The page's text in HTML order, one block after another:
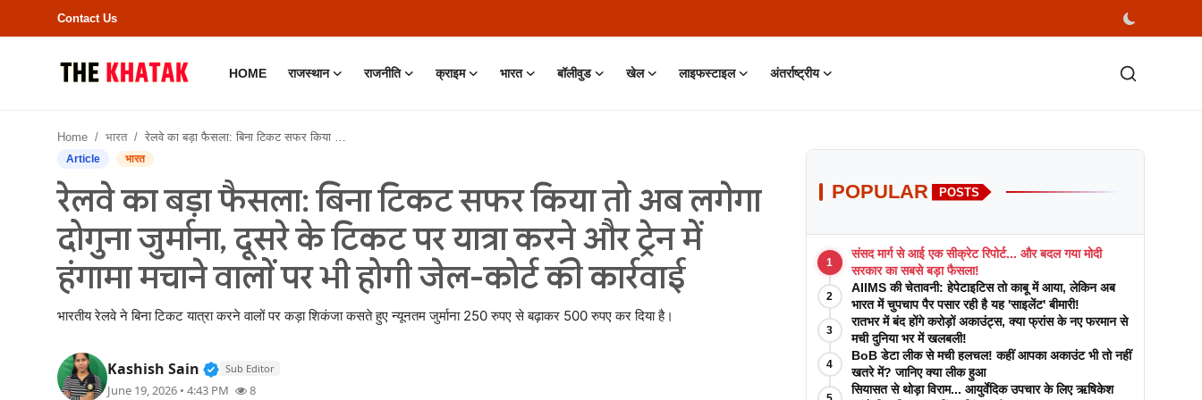
Contact Us
HOME राजस्थान राजनीति क्राइम भारत बॉलीवुड खेल लाइफस्टाइल अंतर्राष्ट्रीय
Contact Us
राजस्थान
राजनीति
बॉलीवुड
Home भारत रेलवे का बड़ा फैसला: बिना टिकट सफर किया तो अब लगेगा दोगुना जुर्माना, दूसरे के टिकट पर यात्रा करने और ट्रेन में हंगामा मचाने वालों पर भी होगी जेल-कोर्ट की कार्रवाई
Article भारत
रेलवे का बड़ा फैसला: बिना टिकट सफर किया तो अब लगेगा
दोगुना जुर्माना, दूसरे के टिकट पर यात्रा करने और ट्रेन में
हंगामा मचाने वालों पर भी होगी जेल-कोर्ट की कार्रवाई
भारतीय रेलवे ने बिना टिकट यात्रा करने वालों पर कड़ा शिकंजा कसते हुए न्यूनतम जुर्माना 250 रुपए से बढ़ाकर 500 रुपए कर दिया है।
Kashish Sain Verified Public Figure • 11 Jun, 2026
Sub Editor
June 19, 2026 • 4:43 PM 8
POPULAR POSTS
1
संसद मार्ग से आई एक सीक्रेट रिपोर्ट... और बदल गया मोदी
सरकार का सबसे बड़ा फैसला!
2
AIIMS की चेतावनी: हेपेटाइटिस तो काबू में आया, लेकिन अब
भारत में चुपचाप पैर पसार रही है यह 'साइलेंट' बीमारी!
3
रातभर में बंद होंगे करोड़ों अकाउंट्स, क्या फ्रांस के नए फरमान से
मची दुनिया भर में खलबली!
4
BoB डेटा लीक से मची हलचल! कहीं आपका अकाउंट भी तो नहीं
खतरे में? जानिए क्या लीक हुआ
सियासत से थोड़ा विराम... आयुर्वेदिक उपचार के लिए ऋषिकेश